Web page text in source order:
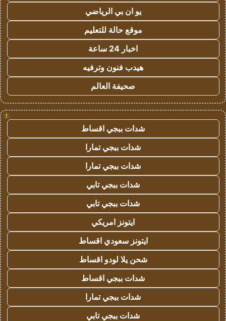
يو ان بي الرياضي
موقع حالة للتعليم
اخبار 24 ساعة
هيدب فنون وترفيه
صحيفة العالم
!
شدات ببجي اقساط
شدات ببجي تمارا
شدات ببجي تمارا
شدات ببجي تابي
شدات ببجي تابي
ايتونز امريكي
ايتونز سعودي اقساط
شحن يلا لودو اقساط
شدات ببجي اقساط
شدات ببجي تمارا
شدات ببجي تابي